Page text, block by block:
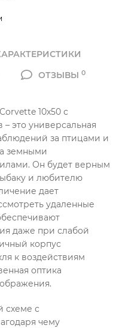
ОТЗЫВЫ 0
10x50 с
это универсальная
за птицами и
земными
Он будет верным
и любителю
дает
удаленные
даже при слабой
корпус
к воздействиям
оптика
схеме с
чему